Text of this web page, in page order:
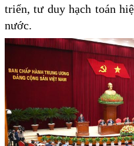
triển, tư duy hạch toán
nước.